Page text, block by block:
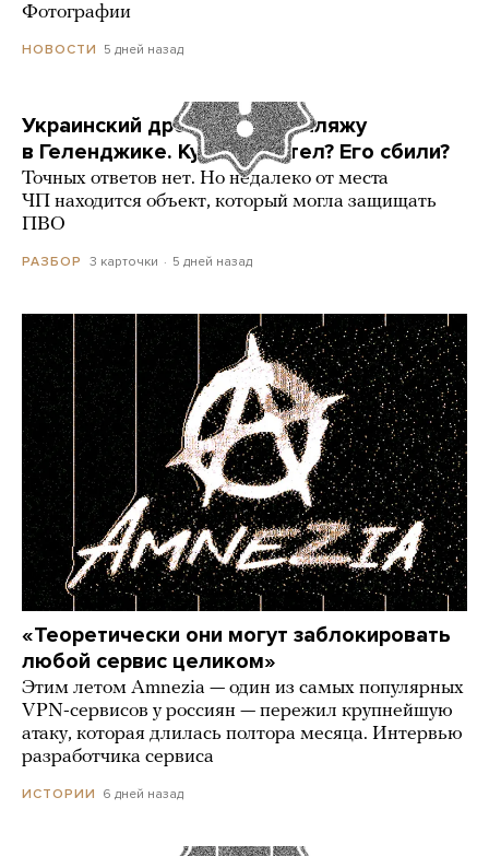
Фотографии
НОВОСТИ 5 дней назад
Украинский дрон попал по пляжу
в Геленджике. Куда он летел? Его сбили?
Точных ответов нет. Но недалеко от места
ЧП находится объект, который могла защищать
ПВО
РАЗБОР 3 карточки 5 дней назад
«Теоретически они могут заблокировать
любой сервис целиком»
Этим летом Amnezia — один из самых популярных
VPN-сервисов у россиян — пережил крупнейшую
атаку, которая длилась полтора месяца. Интервью
разработчика сервиса
ИСТОРИИ 6 дней назад